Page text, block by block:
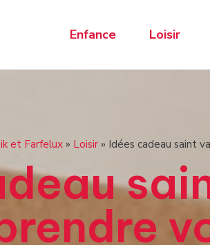
Enfance Loisir
et Farfelux » Loisir » Idées cadeau saint